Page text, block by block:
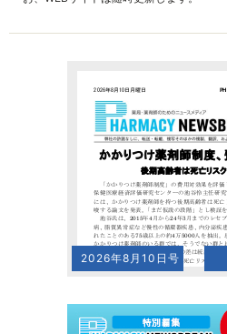
2026年8月10日号